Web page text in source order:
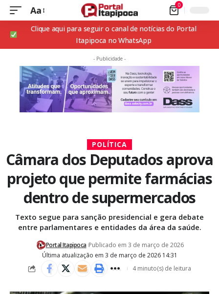
Aa 0
Clique aqui para seguir o canal de notícias do Portal
Itapipoca no WhatsApp
- Publicidade -
POLÍTICA
Câmara dos Deputados aprova
projeto que permite farmácias
dentro de supermercados
Texto segue para sanção presidencial e gera debate
entre parlamentares e entidades da área da saúde.
Última atualização em 3 de março de 2026 14:31
Portal Itapipoca Publicado em 3 de março de 2026
4 minuto(s) de leitura